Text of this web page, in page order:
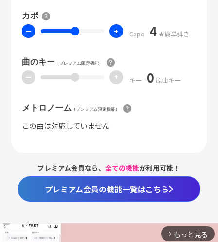
カポ
ー + Capo 4 ★簡単弾き
曲のキー（プレミアム限定機能）
ー + キー 0 原曲キー
メトロノーム （プレミアム限定機能）
この曲は対応していません
プレミアム会員なら、全ての機能が利用可能！
プレミアム会員の機能一覧はこちら
arrow_forward_ios もっと見る